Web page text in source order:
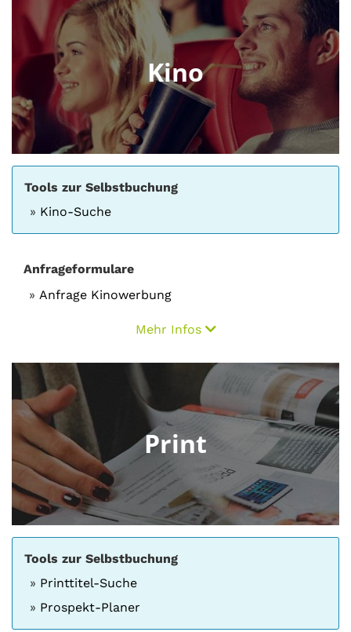
Kino
Tools zur Selbstbuchung
Kino-Suche
Anfrageformulare
Anfrage Kinowerbung
Mehr Infos
Print
Tools zur Selbstbuchung
Printtitel-Suche
Prospekt-Planer